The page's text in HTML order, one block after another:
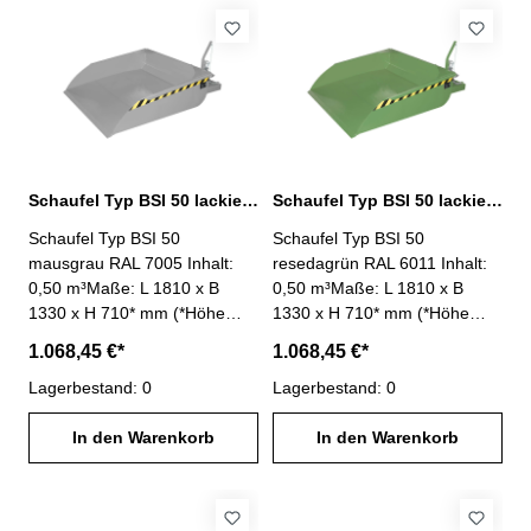
Schürfleiste aus Spezialstahl-
stabiler Grundrahmen-
Sicherung gegen
unbeabsichtigtes Abrutschen-
Schürfleiste aus Spezialstahl-
stabiler Grundrahmen-
Sicherung gegen
unbeabsichtigtes Abrutschen-
Schaufel Typ BSI 50 lackiert mausgrau RAL 7005
Schaufel Typ BSI 50
mausgrau RAL 7005 Inhalt:
0,50 m³Maße: L 1810 x B
1330 x H 710* mm (*Höhe
Innenmaße: L 1245 x B 1250
x H 310 mmTragfähigkeit: 750
kg - einfache Aufnahme mit
Gabelzinken- Kippen in jeder
Höhe per Seilzug vom
1.068,45 €*
Lagerbestand: 0
In den Warenkorb
Schaufel Typ BSI 50 lackiert resedagrün RAL 6011
Schaufel Typ BSI 50
resedagrün RAL 6011 Inhalt:
0,50 m³Maße: L 1810 x B
1330 x H 710* mm (*Höhe
Innenmaße: L 1245 x B 1250
x H 310 mmTragfähigkeit: 750
kg - einfache Aufnahme mit
Gabelzinken- Kippen in jeder
Höhe per Seilzug vom
1.068,45 €*
Lagerbestand: 0
In den Warenkorb